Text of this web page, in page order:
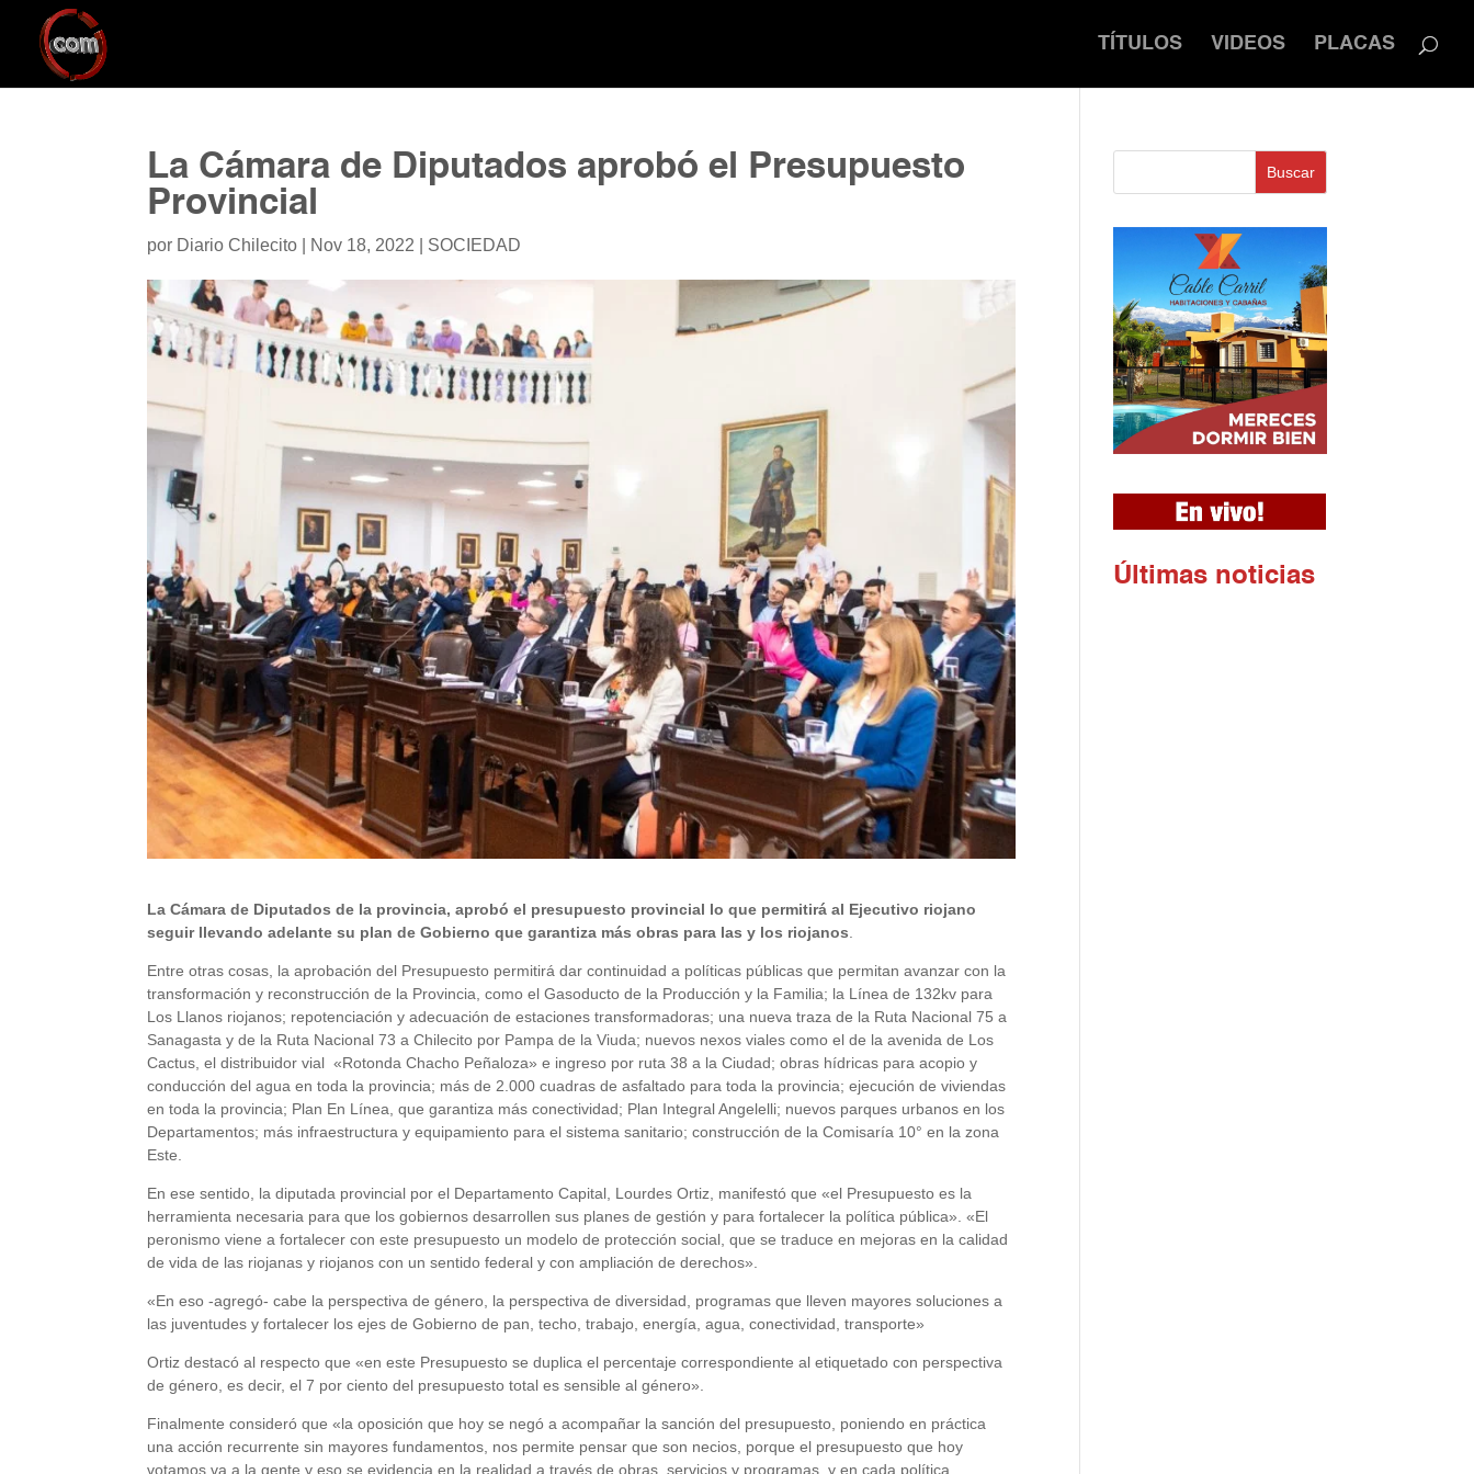
TÍTULOS VIDEOS PLACAS
La Cámara de Diputados aprobó el Presupuesto
Provincial
por Diario Chilecito Nov 18, 2022 SOCIEDAD
La Cámara de Diputados de la provincia, aprobó el presupuesto provincial lo que permitirá al Ejecutivo riojano
seguir llevando adelante su plan de Gobierno que garantiza más obras para las y los riojanos
Entre otras cosas, la aprobación del Presupuesto permitirá dar continuidad a políticas públicas que permitan avanzar con la
transformación y reconstrucción de la Provincia, como el Gasoducto de la Producción y la Familia; la Línea de 132kv para
Los Llanos riojanos; repotenciación y adecuación de estaciones transformadoras; una nueva traza de la Ruta Nacional 75 a
Sanagasta y de la Ruta Nacional 73 a Chilecito por Pampa de la Viuda; nuevos nexos viales como el de la avenida de Los
Cactus, el distribuidor vial «Rotonda Chacho Peñaloza» e ingreso por ruta 38 a la Ciudad; obras hídricas para acopio y
conducción del agua en toda la provincia; más de 2.000 cuadras de asfaltado para toda la provincia; ejecución de viviendas
en toda la provincia; Plan En Línea, que garantiza más conectividad; Plan Integral Angelelli; nuevos parques urbanos en los
Departamentos; más infraestructura y equipamiento para el sistema sanitario; construcción de la Comisaría 10° en la zona
Este.
En ese sentido, la diputada provincial por el Departamento Capital, Lourdes Ortiz, manifestó que «el Presupuesto es la
herramienta necesaria para que los gobiernos desarrollen sus planes de gestión y para fortalecer la política pública». «El
peronismo viene a fortalecer con este presupuesto un modelo de protección social, que se traduce en mejoras en la calidad
de vida de las riojanas y riojanos con un sentido federal y con ampliación de derechos».
«En eso -agregó- cabe la perspectiva de género, la perspectiva de diversidad, programas que lleven mayores soluciones a
las juventudes y fortalecer los ejes de Gobierno de pan, techo, trabajo, energía, agua, conectividad, transporte»
Ortiz destacó al respecto que «en este Presupuesto se duplica el percentaje correspondiente al etiquetado con perspectiva
de género, es decir, el 7 por ciento del presupuesto total es sensible al género».
Finalmente consideró que «la oposición que hoy se negó a acompañar la sanción del presupuesto, poniendo en práctica
una acción recurrente sin mayores fundamentos, nos permite pensar que son necios, porque el presupuesto que hoy
votamos va a la gente y eso se evidencia en la realidad a través de obras, servicios y programas, y en cada política
Buscar
Últimas noticias